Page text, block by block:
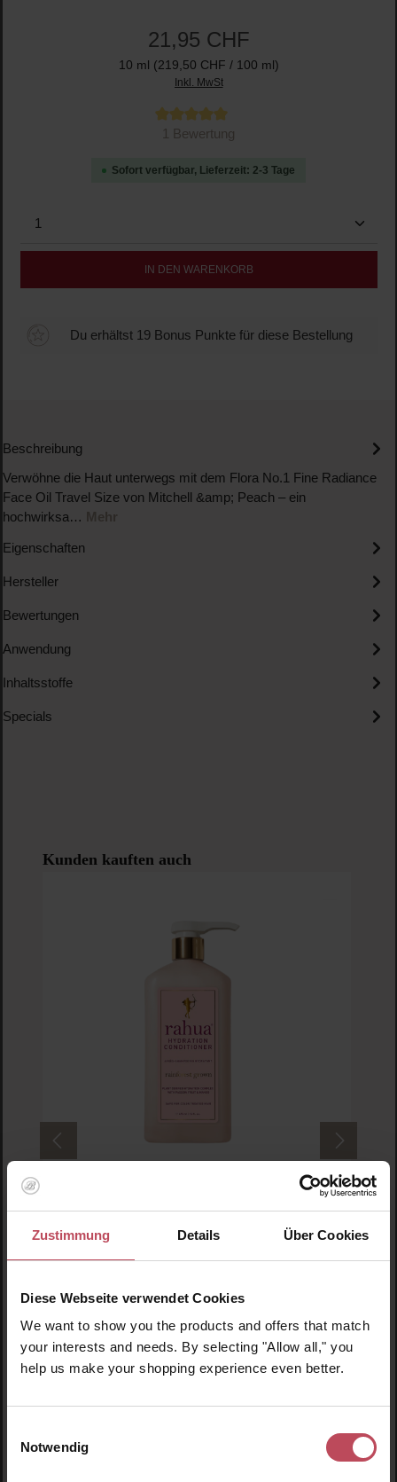
Zustimmung Details Über Cookies
Diese Webseite verwendet Cookies
We want to show you the products and offers that match
your interests and needs. By selecting "Allow all," you
help us make your shopping experience even better.
Notwendig
21,95 CHF
10 ml (219,50 CHF / 100 ml)
Inkl. MwSt
Durchschnittliche Bewertung von 5 von 5 Sternen
1 Bewertung
Sofort verfügbar, Lieferzeit: 2-3 Tage
Produkt Anzahl: Gib den gewünschten Wert ein
IN DEN WARENKORB
Du erhältst 19 Bonus Punkte für diese Bestellung
Beschreibung
Verwöhne die Haut unterwegs mit dem Flora No.1 Fine Radiance
Face Oil Travel Size von Mitchell &amp; Peach – ein
hochwirksa… Mehr
Eigenschaften
Hersteller
Bewertungen
Anwendung
Inhaltsstoffe
Specials
Produktgalerie überspringen
Kunden kauften auch
Rahua Hydration Conditioner 475ml
475 ml(15,27 CHF / 100 ml)
72,55 CHF
Inkl. MwSt